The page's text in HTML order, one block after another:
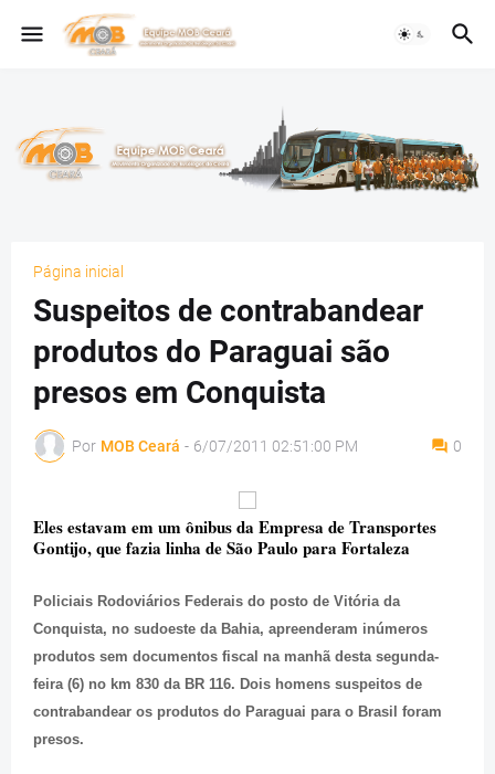
Página inicial
Suspeitos de contrabandear
produtos do Paraguai são
presos em Conquista
Por MOB Ceará - 6/07/2011 02:51:00 PM 0
Eles estavam em um ônibus da Empresa de Transportes
Gontijo, que fazia linha de São Paulo para Fortaleza
Policiais Rodoviários Federais do posto de Vitória da
Conquista, no sudoeste da Bahia, apreenderam inúmeros
produtos sem documentos fiscal na manhã desta segunda-
feira (6) no km 830 da BR 116. Dois homens suspeitos de
contrabandear os produtos do Paraguai para o Brasil foram
presos.